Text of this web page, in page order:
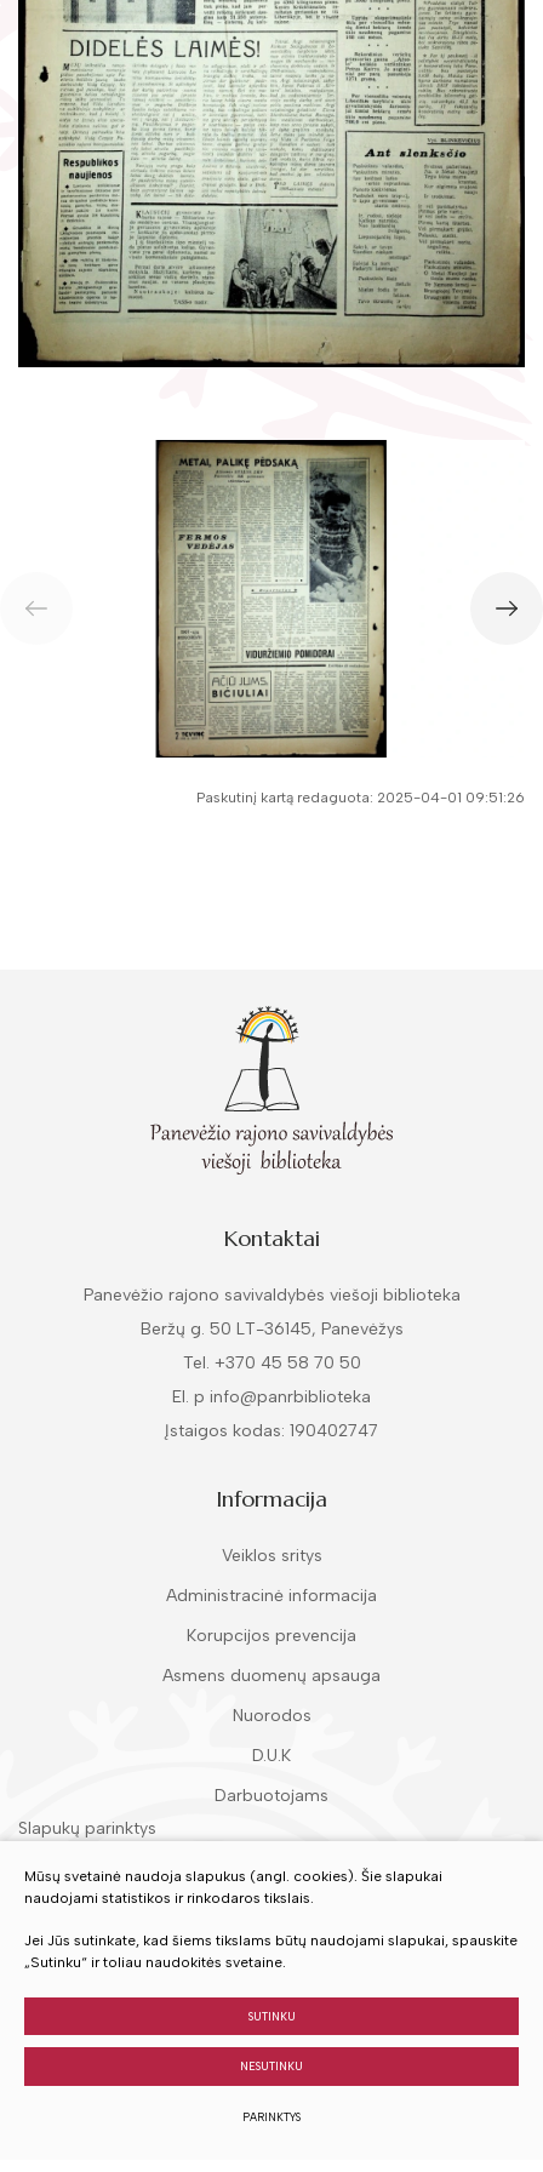
Gaunami periodiniai leidiniai
Tarpbibliotekinis abonementas
Knygomatai
Internetas
Klubai
Literatų klubas „Polėkis“
Interaktyvi kelionė
Gabrielės Petkevičaitės-Bitės literatūrinė
premija
Bibliotekos 70-metis
Virtuali biblioteka
Paskutinį kartą redaguota: 2025-04-01 09:51:26
Kontaktai
Panevėžio rajono savivaldybės viešoji biblioteka
Beržų g. 50 LT-36145, Panevėžys
Tel. +370 45 58 70 50
El. p info@panrbiblioteka
Įstaigos kodas: 190402747
Informacija
Veiklos sritys
Administracinė informacija
Korupcijos prevencija
Asmens duomenų apsauga
Nuorodos
D.U.K
Darbuotojams
Slapukų parinktys
Įvertinkite mūsų paslaugas
Mūsų svetainė naudoja slapukus (angl. cookies). Šie slapukai
naudojami statistikos ir rinkodaros tikslais.
Jei Jūs sutinkate, kad šiems tikslams būtų naudojami slapukai, spauskite
„Sutinku“ ir toliau naudokitės svetaine.
SUTINKU
NESUTINKU
PARINKTYS